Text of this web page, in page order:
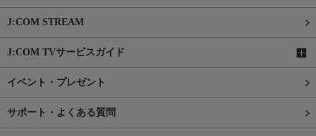
J:COM STREAM
J:COM TVサービスガイド
イベント・プレゼント
サポート・よくある質問